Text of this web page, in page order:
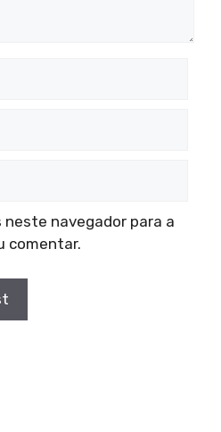
neste navegador para a
comentar.